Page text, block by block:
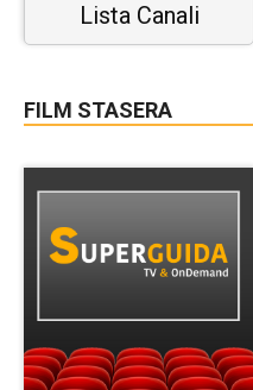
Lista Canali
FILM STASERA